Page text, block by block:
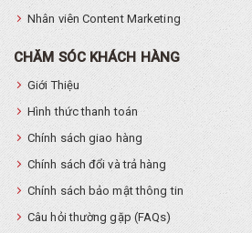
Nhân viên Content Marketing
CHĂM SÓC KHÁCH HÀNG
Giới Thiệu
Hình thức thanh toán
Chính sách giao hàng
Chính sách đổi và trả hàng
Chính sách bảo mật thông tin
Câu hỏi thường gặp (FAQs)